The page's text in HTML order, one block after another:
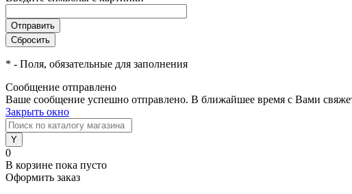
* - Поля, обязательные для заполнения
Сообщение отправлено
Ваше сообщение успешно отправлено. В ближайшее время с Вами
Закрыть окно
0
В корзине пока пусто
Оформить заказ